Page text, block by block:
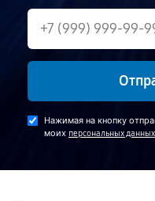
Нажимая на кнопку
моих персональных данных